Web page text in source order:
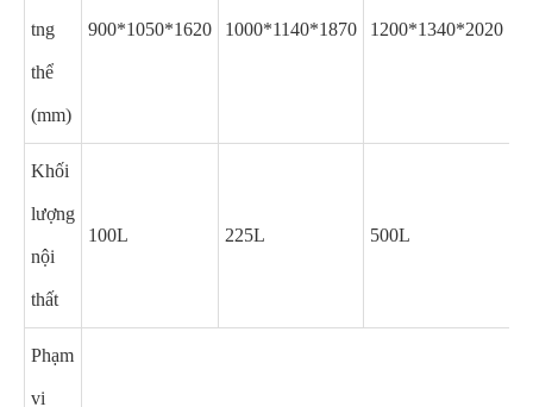
tng
thể
(mm)
900*1050*1620 1000*1140*1870 1200*1340*2020
Khối
lượng
nội
thất
100L 225L 500L
Phạm
vi